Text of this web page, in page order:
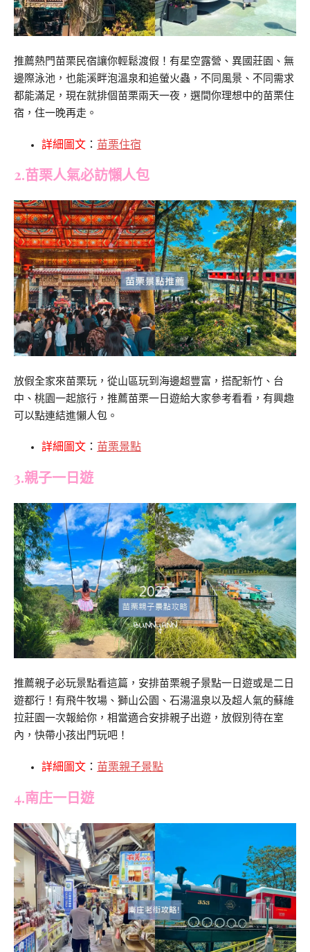
推薦熱門苗栗民宿讓你輕鬆渡假！有星空露營、異國莊園、無
邊際泳池，也能溪畔泡溫泉和追螢火蟲，不同風景、不同需求
都能滿足，現在就排個苗栗兩天一夜，選間你理想中的苗栗住
宿，住一晚再走。
詳細圖文 ： 苗栗住宿
2.苗栗人氣必訪懶人包
放假全家來苗栗玩，從山區玩到海邊超豐富，搭配新竹、台
中、桃園一起旅行，推薦苗栗一日遊給大家參考看看，有興趣
可以點連結進懶人包。
詳細圖文 ： 苗栗景點
3.親子一日遊
推薦親子必玩景點看這篇，安排苗栗親子景點一日遊或是二日
遊都行！有飛牛牧場、獅山公園、石湯溫泉以及超人氣的蘇維
拉莊園一次報給你，相當適合安排親子出遊，放假別待在室
內，快帶小孩出門玩吧！
詳細圖文 ： 苗栗親子景點
4.南庄一日遊